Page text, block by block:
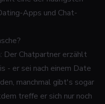
Apps und Chat-
Der Chatpartner erzählt
- er sei nach einem Date
manchmal gibt's sogar
treffe er sich nur noch